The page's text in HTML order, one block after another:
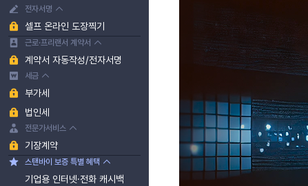
전자서명
셀프 온라인 도장찍기
근로·프리랜서 계약서
계약서 자동작성/전자서명
세금
부가세
법인세
전문가서비스
기장계약
스탠바이 보증 특별 혜택
기업용 인터넷·전화 캐시백